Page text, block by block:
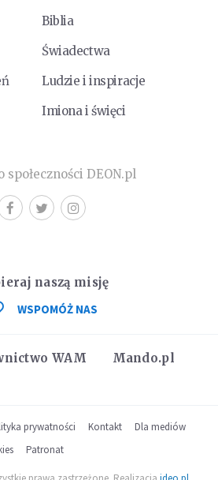
Biblia
Świadectwa
Ludzie i inspiracje
Imiona i święci
społeczności DEON.pl
WAM
Mando.pl
naszą misję
WSPOMÓŻ NAS
prywatności Kontakt
Dla mediów
Patronat